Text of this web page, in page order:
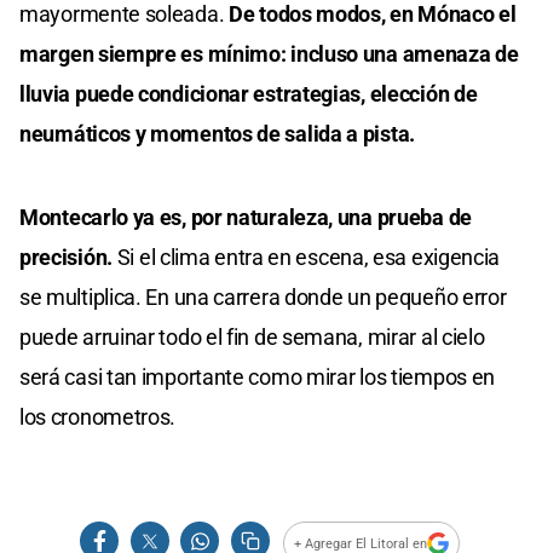
mayormente soleada. De todos modos, en Mónaco el
margen siempre es mínimo: incluso una amenaza de
lluvia puede condicionar estrategias, elección de
neumáticos y momentos de salida a pista.
Montecarlo ya es, por naturaleza, una prueba de
precisión. Si el clima entra en escena, esa exigencia
se multiplica. En una carrera donde un pequeño error
puede arruinar todo el fin de semana, mirar al cielo
será casi tan importante como mirar los tiempos en
los cronometros.
+ Agregar El Litoral en